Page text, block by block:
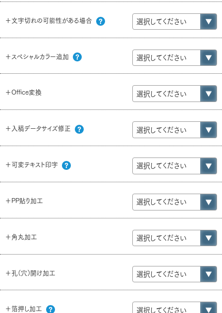
＋文字切れの可能性がある場合
＋スペシャルカラー追加
＋Office変換
＋入稿データサイズ修正
＋可変テキスト印字
＋PP貼り加工
＋角丸加工
＋孔（穴）開け加工
＋箔押し加工